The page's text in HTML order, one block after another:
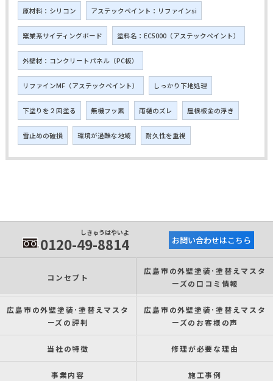
原材料：シリコン アステックペイント：リファインsi
窯業系サイディングボード 塗料名：EC5000（アステックペイント）
外壁材：コンクリートパネル（PC板）
リファインMF（アステックペイント） しっかり下地処理
下塗りを２回塗る 無機フッ素 雨樋のズレ 屋根板金の浮き
雪止めの破損 環境が過酷な地域 耐久性を重視
しきゅうはやいよ
0120-49-8814 お問い合わせはこちら
コンセプト
広島市の外壁塗装･塗替えマスタ
ーズの口コミ情報
広島市の外壁塗装･塗替えマスタ
ーズの評判
広島市の外壁塗装･塗替えマスタ
ーズのお客様の声
当社の特徴 修理が必要な理由
事業内容 施工事例